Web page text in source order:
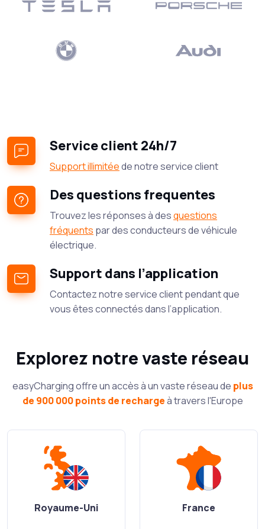
Service client 24h/7
Support illimitéede notre service client
Des questions frequentes
Trouvez les réponses à desquestions
fréquents par des conducteurs de véhicule
électrique.
Support dans l’application
Contactez notre service client pendant que
vous êtes connectés dans l’application.
Explorez notre vaste réseau
easyCharging offre un accès à un vaste réseau de plus
de 900 000 points de rechargeà travers l'Europe
Royaume-Uni France